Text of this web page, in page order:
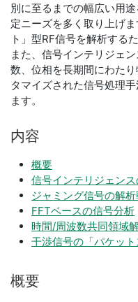
別に至るまでの幅広い用
定ニーズを多く取り上げ
ト」型RF信号を解析する
また、信号インテリジェ
数、位相を長期間にわた
タマイズされた信号処理
ます。
内容
概要
信号インテリジェン
ジャミング信号の解
FFTベースの信号分析
時間/周波数共同領域
干渉信号の「パケット
概要